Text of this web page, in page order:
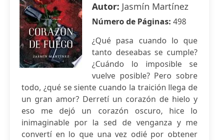
Autor: Jasmín Martínez
Número de Páginas: 498
¿Qué pasa cuando lo que
tanto deseabas se cumple?
¿Cuándo lo imposible se
vuelve posible? Pero sobre
todo, ¿qué se siente cuando la traición llega de
un gran amor? Derretí un corazón de hielo y
eso me dejó un corazón oscuro, hice lo
inimaginable por la sed de venganza y me
convertí en lo que una vez odié por obtener